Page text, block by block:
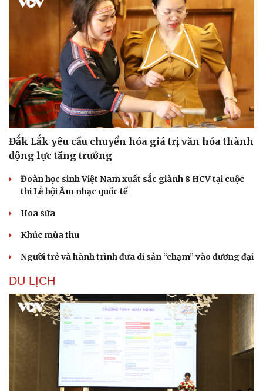
Sức khỏe
Dinh dưỡng - món ngon
Cây thuốc
Sản phụ khoa
Nam khoa
Phòng mạch online
Ăn sạch sống khỏe
Đời sống
Blog
Đắk Lắk yêu cầu chuyển hóa giá trị văn hóa thành
động lực tăng trưởng
Đoàn học sinh Việt Nam xuất sắc giành 8 HCV tại cuộc
thi Lễ hội Âm nhạc quốc tế
Hoa sữa
Khúc mùa thu
Người trẻ và hành trình đưa di sản “chạm” vào đương đại
DU LỊCH